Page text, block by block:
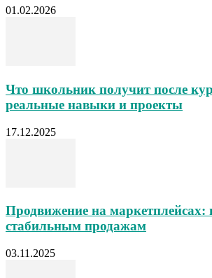
01.02.2026
Что школьник получит после
реальные навыки и проекты
17.12.2025
Продвижение на маркетплейсах:
стабильным продажам
03.11.2025